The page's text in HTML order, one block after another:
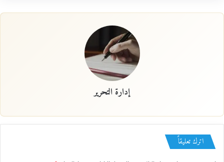
إدارة التحرير
اترك تعليقاً